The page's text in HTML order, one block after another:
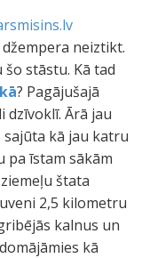
neiztikt.
stāstu. Kā tad
? Pagājušajā
dzīvoklī. Ārā jau
kā jau katru
pa īstam sākām
štata
2,5 kilometru
kalnus un
kā